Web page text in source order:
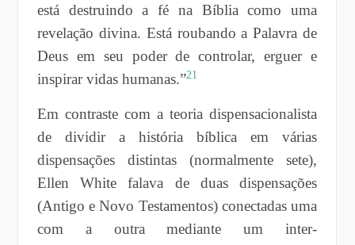
está destruindo a fé na Bíblia como uma
revelação divina. Está roubando a Palavra de
Deus em seu poder de controlar, erguer e
inspirar vidas humanas.”21
Em contraste com a teoria dispensacionalista
de dividir a história bíblica em várias
dispensações distintas (normalmente sete),
Ellen White falava de duas dispensações
(Antigo e Novo Testamentos) conectadas uma
com a outra mediante um inter-